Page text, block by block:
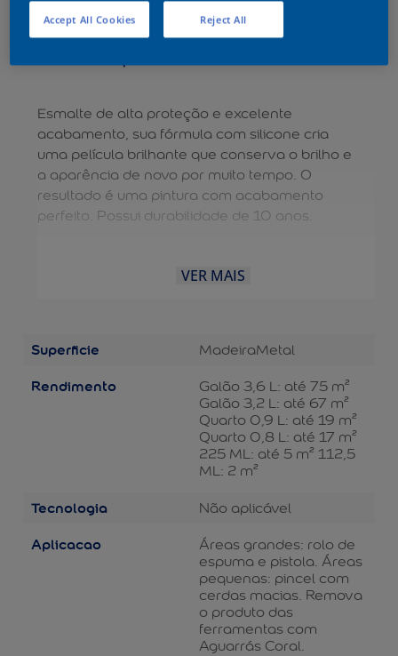
Esmalte de alta proteção e excelente
acabamento, sua fórmula com silicone cria
uma película brilhante que conserva o brilho e
a aparência de novo por muito tempo. O
resultado é uma pintura com acabamento
perfeito. Possui durabilidade de 10 anos.
VER MAIS
Superficie MadeiraMetal
Rendimento
Galão 3,6 L: até 75 m²
Galão 3,2 L: até 67 m²
Quarto 0,9 L: até 19 m²
Quarto 0,8 L: até 17 m²
225 ML: até 5 m² 112,5
ML: 2 m²
Tecnologia Não aplicável
Aplicacao
Áreas grandes: rolo de
espuma e pistola. Áreas
pequenas: pincel com
cerdas macias. Remova
o produto das
ferramentas com
Aguarrás Coral.
Reject All
Accept All Cookies